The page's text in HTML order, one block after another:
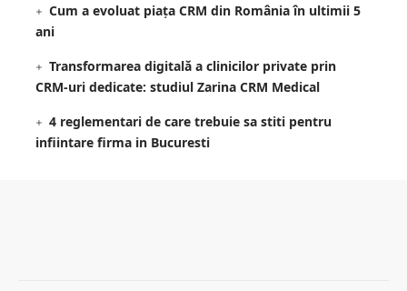
Cum a evoluat piața CRM din România în ultimii 5
ani
Transformarea digitală a clinicilor private prin
CRM-uri dedicate: studiul Zarina CRM Medical
4 reglementari de care trebuie sa stiti pentru
infiintare firma in Bucuresti